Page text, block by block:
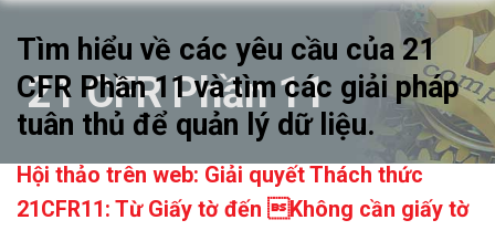
21 CFR Phần 11
Tìm hiểu về các yêu cầu của 21
CFR Phần 11 và tìm các giải pháp
tuân thủ để quản lý dữ liệu.
Hội thảo trên web: Giải quyết Thách thức
21CFR11: Từ Giấy tờ đến Không cần giấy tờ